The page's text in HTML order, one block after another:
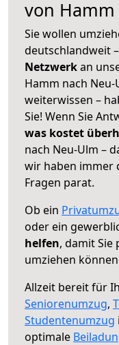
von
Sie wollen
deutschlandweit
Netzwerkan
Hamm nach
weiterwissen –
Sie! Wenn Sie
was kostet
nach Neu-Ulm –
wir haben immer
Fragen parat.
Ob ein
oder ein
helfen, damit
umziehen
Allzeit bereit für
Seniorenumzug,
Studentenumzug
optimale